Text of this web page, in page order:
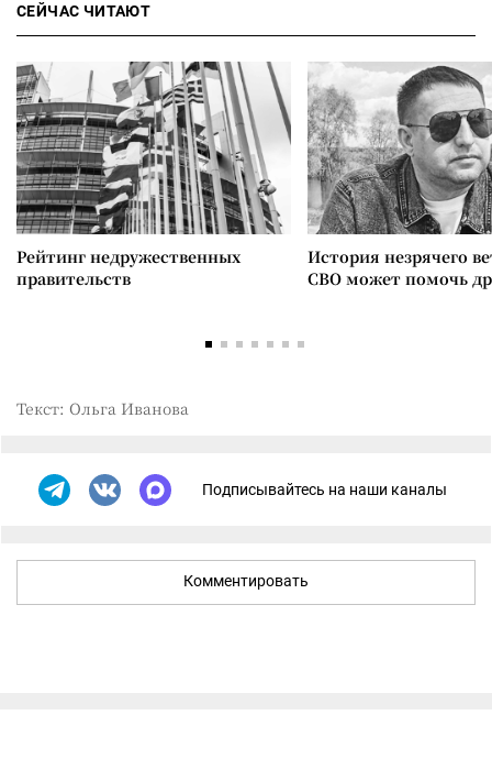
СЕЙЧАС ЧИТАЮТ
Рейтинг недружественных
правительств
История незрячего
СВО может помочь
Текст: Ольга Иванова
Подписывайтесь на наши каналы
Комментировать